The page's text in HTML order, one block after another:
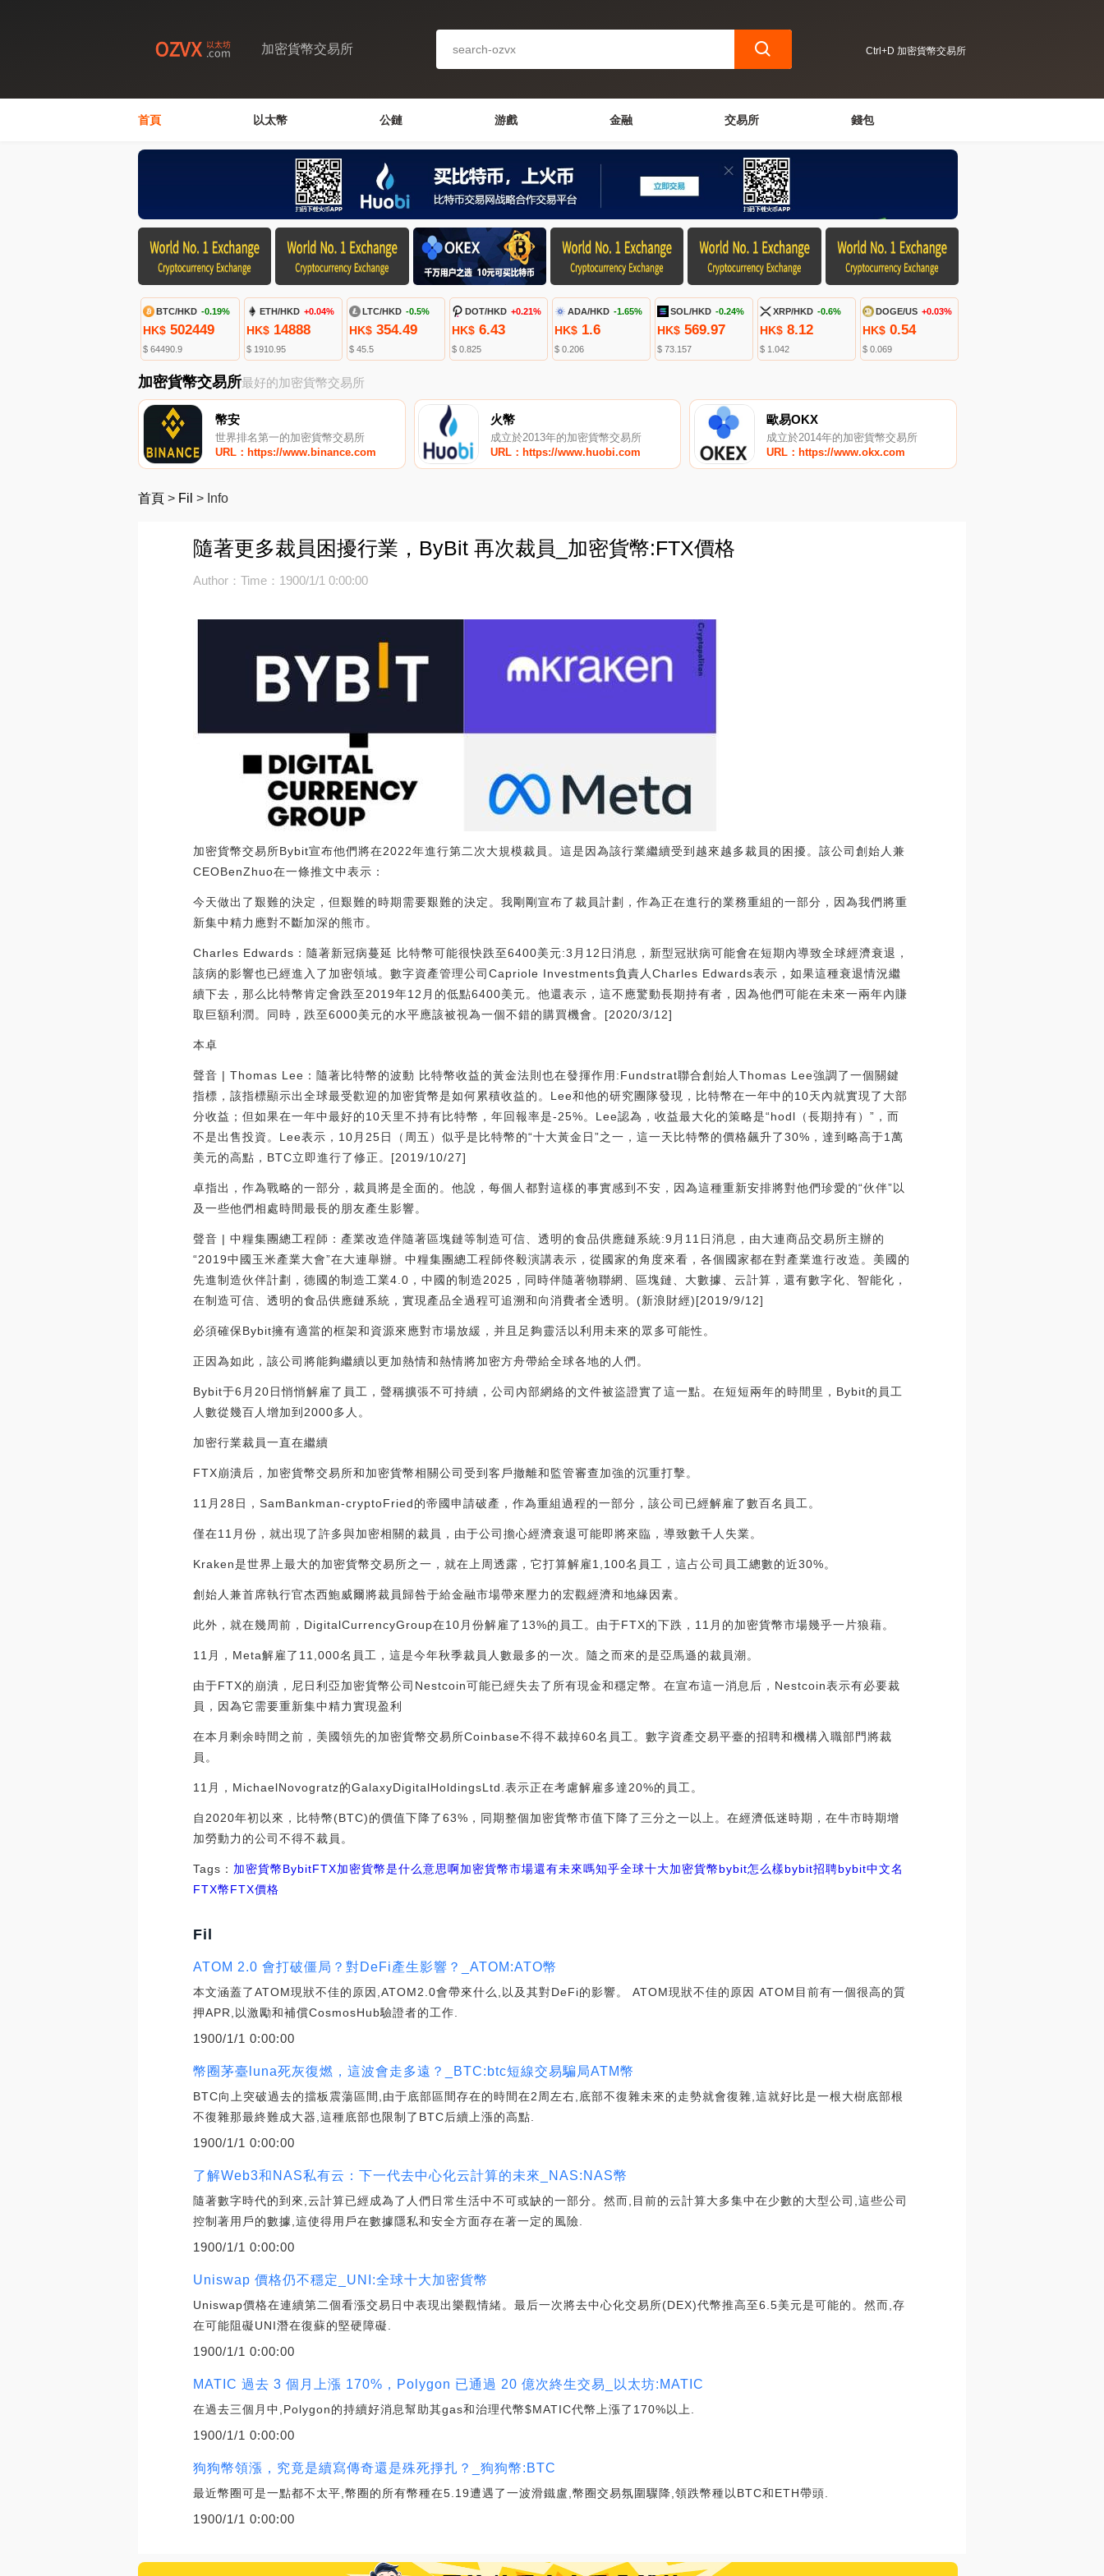
加密貨幣交易所 Ctrl+D 加密貨幣交易所
首頁 以太幣 公鏈 游戲 金融 交易所 錢包
BTC/HKD -0.19%
HK$ 502449
$ 64490.9
ETH/HKD +0.04%
HK$14888
$ 1910.95
LTC/HKD -0.5%
HK$354.49
$ 45.5
DOT/HKD +0.21%
HK$6.43
$ 0.825
ADA/HKD -1.65%
HK$1.6
$ 0.206
SOL/HKD -0.24%
HK$ 569.97
$ 73.157
XRP/HKD -0.6%
HK$ 8.12
$ 1.042
DOGE/US +0.03%
HK$ 0.54
$ 0.069
加密貨幣交易所最好的加密貨幣交易所
幣安
世界排名第一的加密貨幣交易所
URL：https://www.binance.com
火幣
成立於2013年的加密貨幣交易所
URL：https://www.huobi.com
歐易OKX
成立於2014年的加密貨幣交易所
URL：https://www.okx.com
首頁 > Fil > Info
隨著更多裁員困擾行業，ByBit 再次裁員_加密貨幣:FTX價格
Author：Time：1900/1/1 0:00:00
加密貨幣交易所Bybit宣布他們將在2022年進行第二次大規模裁員。這是因為該行業繼續受到越來越多裁員的困擾。該公司創始人兼
CEOBenZhuo在一條推文中表示：
今天做出了艱難的決定，但艱難的時期需要艱難的決定。我剛剛宣布了裁員計劃，作為正在進行的業務重組的一部分，因為我們將重
新集中精力應對不斷加深的熊市。
Charles Edwards：隨著新冠病蔓延 比特幣可能很快跌至6400美元:3月12日消息，新型冠狀病可能會在短期內導致全球經濟衰退，
該病的影響也已經進入了加密領域。數字資產管理公司Capriole Investments負責人Charles Edwards表示，如果這種衰退情況繼
續下去，那么比特幣肯定會跌至2019年12月的低點6400美元。他還表示，這不應驚動長期持有者，因為他們可能在未來一兩年內賺
取巨額利潤。同時，跌至6000美元的水平應該被視為一個不錯的購買機會。[2020/3/12]
本卓
聲音 | Thomas Lee：隨著比特幣的波動 比特幣收益的黃金法則也在發揮作用:Fundstrat聯合創始人Thomas Lee強調了一個關鍵
指標，該指標顯示出全球最受歡迎的加密貨幣是如何累積收益的。Lee和他的研究團隊發現，比特幣在一年中的10天內就實現了大部
分收益；但如果在一年中最好的10天里不持有比特幣，年回報率是-25%。Lee認為，收益最大化的策略是“hodl（長期持有）”，而
不是出售投資。Lee表示，10月25日（周五）似乎是比特幣的“十大黃金日”之一，這一天比特幣的價格飆升了30%，達到略高于1萬
美元的高點，BTC立即進行了修正。[2019/10/27]
卓指出，作為戰略的一部分，裁員將是全面的。他說，每個人都對這樣的事實感到不安，因為這種重新安排將對他們珍愛的“伙伴”以
及一些他們相處時間最長的朋友產生影響。
聲音 | 中糧集團總工程師：產業改造伴隨著區塊鏈等制造可信、透明的食品供應鏈系統:9月11日消息，由大連商品交易所主辦的
“2019中國玉米產業大會”在大連舉辦。中糧集團總工程師佟毅演講表示，從國家的角度來看，各個國家都在對產業進行改造。美國的
先進制造伙伴計劃，德國的制造工業4.0，中國的制造2025，同時伴隨著物聯網、區塊鏈、大數據、云計算，還有數字化、智能化，
在制造可信、透明的食品供應鏈系統，實現產品全過程可追溯和向消費者全透明。(新浪財經)[2019/9/12]
必須確保Bybit擁有適當的框架和資源來應對市場放緩，并且足夠靈活以利用未來的眾多可能性。
正因為如此，該公司將能夠繼續以更加熱情和熱情將加密方舟帶給全球各地的人們。
Bybit于6月20日悄悄解雇了員工，聲稱擴張不可持續，公司內部網絡的文件被盜證實了這一點。在短短兩年的時間里，Bybit的員工
人數從幾百人增加到2000多人。
加密行業裁員一直在繼續
FTX崩潰后，加密貨幣交易所和加密貨幣相關公司受到客戶撤離和監管審查加強的沉重打擊。
11月28日，SamBankman-cryptoFried的帝國申請破產，作為重組過程的一部分，該公司已經解雇了數百名員工。
僅在11月份，就出現了許多與加密相關的裁員，由于公司擔心經濟衰退可能即將來臨，導致數千人失業。
Kraken是世界上最大的加密貨幣交易所之一，就在上周透露，它打算解雇1,100名員工，這占公司員工總數的近30%。
創始人兼首席執行官杰西鮑威爾將裁員歸咎于給金融市場帶來壓力的宏觀經濟和地緣因素。
此外，就在幾周前，DigitalCurrencyGroup在10月份解雇了13%的員工。由于FTX的下跌，11月的加密貨幣市場幾乎一片狼藉。
11月，Meta解雇了11,000名員工，這是今年秋季裁員人數最多的一次。隨之而來的是亞馬遜的裁員潮。
由于FTX的崩潰，尼日利亞加密貨幣公司Nestcoin可能已經失去了所有現金和穩定幣。在宣布這一消息后，Nestcoin表示有必要裁
員，因為它需要重新集中精力實現盈利
在本月剩余時間之前，美國領先的加密貨幣交易所Coinbase不得不裁掉60名員工。數字資產交易平臺的招聘和機構入職部門將裁
員。
11月，MichaelNovogratz的GalaxyDigitalHoldingsLtd.表示正在考慮解雇多達20%的員工。
自2020年初以來，比特幣(BTC)的價值下降了63%，同期整個加密貨幣市值下降了三分之一以上。在經濟低迷時期，在牛市時期增
加勞動力的公司不得不裁員。
Tags： 加密貨幣BybitFTX加密貨幣是什么意思啊加密貨幣市場還有未來嗎知乎全球十大加密貨幣bybit怎么樣bybit招聘bybit中文名
FTX幣FTX價格
Fil
ATOM 2.0 會打破僵局？對DeFi產生影響？_ATOM:ATO幣
本文涵蓋了ATOM現狀不佳的原因,ATOM2.0會帶來什么,以及其對DeFi的影響。 ATOM現狀不佳的原因 ATOM目前有一個很高的質
押APR,以激勵和補償CosmosHub驗證者的工作.
1900/1/1 0:00:00
幣圈茅臺luna死灰復燃，這波會走多遠？_BTC:btc短線交易騙局ATM幣
BTC向上突破過去的擋板震蕩區間,由于底部區間存在的時間在2周左右,底部不復雜未來的走勢就會復雜,這就好比是一根大樹底部根
不復雜那最終難成大器,這種底部也限制了BTC后續上漲的高點.
1900/1/1 0:00:00
了解Web3和NAS私有云：下一代去中心化云計算的未來_NAS:NAS幣
隨著數字時代的到來,云計算已經成為了人們日常生活中不可或缺的一部分。然而,目前的云計算大多集中在少數的大型公司,這些公司
控制著用戶的數據,這使得用戶在數據隱私和安全方面存在著一定的風險.
1900/1/1 0:00:00
Uniswap 價格仍不穩定_UNI:全球十大加密貨幣
Uniswap價格在連續第二個看漲交易日中表現出樂觀情緒。最后一次將去中心化交易所(DEX)代幣推高至6.5美元是可能的。然而,存
在可能阻礙UNI潛在復蘇的堅硬障礙.
1900/1/1 0:00:00
MATIC 過去 3 個月上漲 170%，Polygon 已通過 20 億次終生交易_以太坊:MATIC
在過去三個月中,Polygon的持續好消息幫助其gas和治理代幣$MATIC代幣上漲了170%以上.
1900/1/1 0:00:00
狗狗幣領漲，究竟是續寫傳奇還是殊死掙扎？_狗狗幣:BTC
最近幣圈可是一點都不太平,幣圈的所有幣種在5.19遭遇了一波滑鐵盧,幣圈交易氛圍驟降,領跌幣種以BTC和ETH帶頭.
1900/1/1 0:00:00